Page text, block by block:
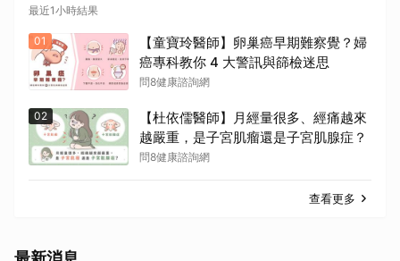
最近1小時結果
01
【童寶玲醫師】卵巢癌早期難察覺？婦
癌專科教你 4 大警訊與篩檢迷思
問8健康諮詢網
02
【杜依儒醫師】月經量很多、經痛越來
越嚴重，是子宮肌瘤還是子宮肌腺症？
問8健康諮詢網
查看更多